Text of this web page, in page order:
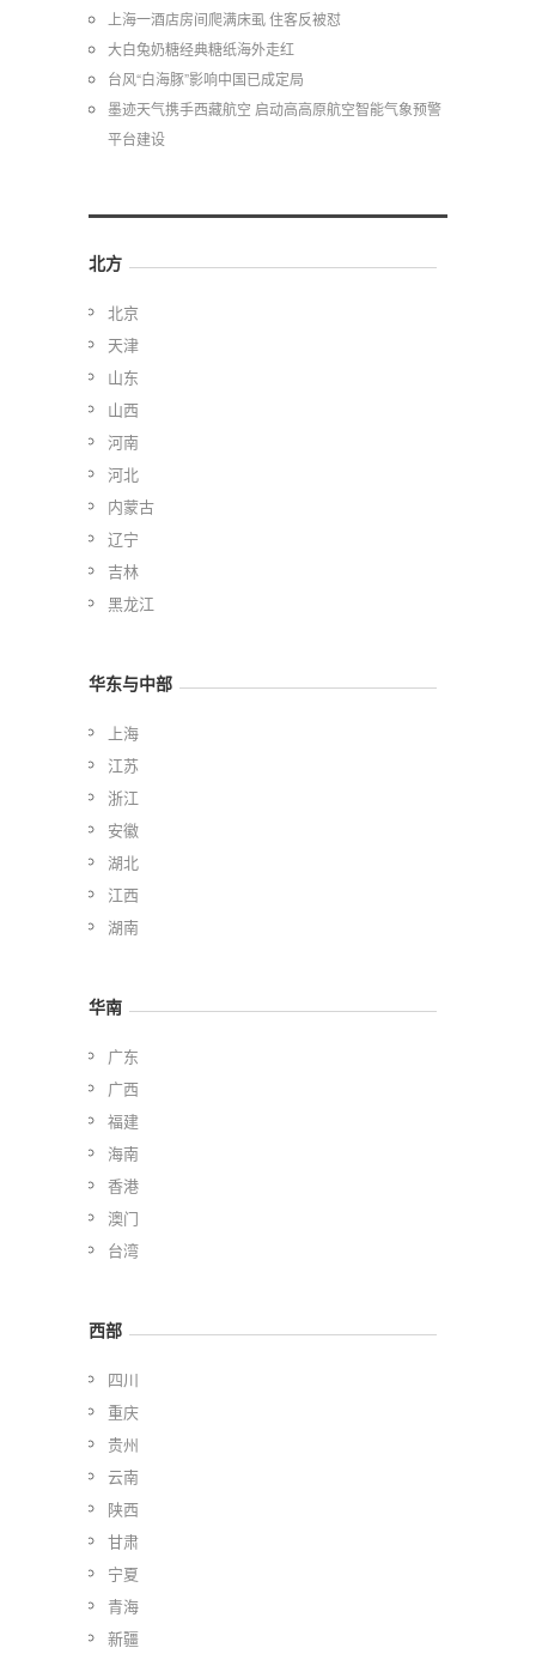
上海一酒店房间爬满床虱 住客反被怼
大白兔奶糖经典糖纸海外走红
台风“白海豚”影响中国已成定局
墨迹天气携手西藏航空 启动高高原航空智能气象预警
平台建设
北方
北京
天津
山东
山西
河南
河北
内蒙古
辽宁
吉林
黑龙江
华东与中部
上海
江苏
浙江
安徽
湖北
江西
湖南
华南
广东
广西
福建
海南
香港
澳门
台湾
西部
四川
重庆
贵州
云南
陕西
甘肃
宁夏
青海
新疆